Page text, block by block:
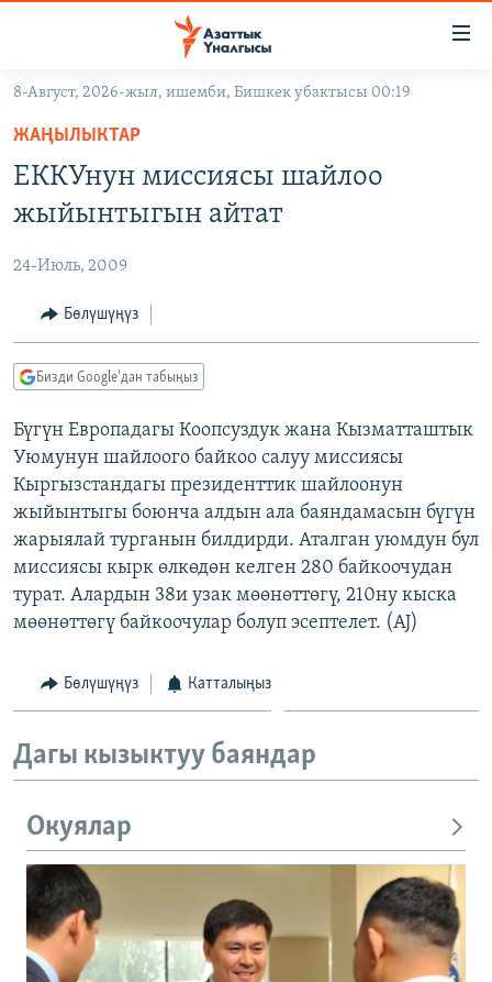
Навигацияга
өтүңүз
Издөөгө
салыңызКЫРГЫЗСТАН
ЭКОНОМИКА
МАДАНИЯТ
БОРБОР АЗИЯ
АТАЙЫН ИЛИКТӨӨ
ТВ ПРОГРАММАЛАР
ЭКСПЕРТТЕР ТАЛДАЙТ
БИЗ ЖАНА ДҮЙНӨ
ДАНИСТЕ
ЭЖЕ-СИҢДИЛЕР
АЗАТТЫК+
ЫҢГАЙСЫЗ СУРООЛОР
ӨЗГӨЧӨ ПИКИР
Русский
ОНЛАЙН ШЕРИНЕ
8-Август, 2026-жыл, ишемби, Бишкек убактысы 00:19
ЖАҢЫЛЫКТАР
ЕККУнун миссиясы шайлоо
жыйынтыгын айтат
24-Июль, 2009
Бөлүшүңүз
Бизди Google'дан табыңыз
Бүгүн Европадагы Коопсуздук жана Кызматташтык
Уюмунун шайлоого байкоо салуу миссиясы
Кыргызстандагы президенттик шайлоонун
жыйынтыгы боюнча алдын ала баяндамасын бүгүн
жарыялай турганын билдирди. Аталган уюмдун бул
миссиясы кырк өлкөдөн келген 280 байкоочудан
турат. Алардын 38и узак мөөнөттөгү, 210ну кыска
мөөнөттөгү байкоочулар болуп эсептелет. (AJ)
Бөлүшүңүз Катталыңыз
Дагы кызыктуу баяндар
Окуялар